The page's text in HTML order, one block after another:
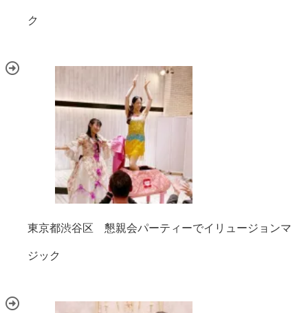
ク
東京都渋谷区 懇親会パーティーでイリュージョンマ
ジック